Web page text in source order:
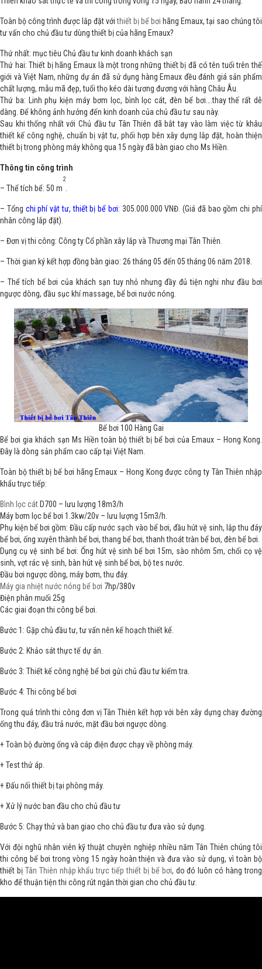
Toàn bộ công trình được lắp đặt vớithiết bị bể bơi hãng Emaux, tại sao chúng tôi
tư vấn cho chủ đầu tư dùng thiết bị của hãng Emaux?
Thứ nhất: mục tiêu Chủ đầu tư kinh doanh khách sạn
Thứ hai: Thiết bị hãng Emaux là một trong những thiết bị đã có tên tuổi trên thế
giới và Việt Nam, những dự án đã sử dụng hàng Emaux đều đánh giá sản phẩm
chất lượng, mẫu mã đẹp, tuổi thọ kéo dài tương đương với hàng Châu Âu.
Thứ ba: Linh phụ kiện máy bơm lọc, bình lọc cát, đèn bể bơi….thay thế rất dễ
dàng. Để không ảnh hưởng đến kinh doanh của chủ đầu tư sau này.
Sau khi thống nhất với Chủ đầu tư Tân Thiên đã bắt tay vào làm việc từ khâu
thiết kế công nghệ, chuẩn bị vật tư, phối hợp bên xây dựng lắp đặt, hoàn thiện
thiết bị trong phòng máy không qua 15 ngày đã bàn giao cho Ms Hiền.
Thông tin công trình
– Thể tích bể: 50 m
2
– Tổng chi phí vật tư, thiết bị bể bơi: 305.000.000 VNĐ. (Giá đã bao gồm chi phí
nhân công lắp đặt).
– Đơn vị thi công: Công ty Cổ phần xây lắp và Thương mại Tân Thiên.
– Thời gian ký kết hợp đồng bàn giao: 26 tháng 05 đến 05 tháng 06 năm 2018.
– Thể tích bể bơi của khách sạn tuy nhỏ nhưng đầy đủ tiện nghi như đầu bơi
ngược dòng, đầu sục khí massage, bể bơi nước nóng.
Bể bơi 100 Hàng Gai
Bể bơi gia khách sạn Ms Hiền toàn bộ thiết bị bể bơi của Emaux – Hong Kong.
Đây là dòng sản phẩm cao cấp tại Việt Nam.
Toàn bộ thiết bị bể bơi hãng Emaux – Hong Kong được công ty Tân Thiên nhập
khẩu trực tiếp:
Bình lọc cát D700 – lưu lượng 18m3/h
Máy bơm lọc bể bơi 1.3kw/20v – lưu lượng 15m3/h.
Phụ kiện bể bơi gồm: Đầu cấp nước sạch vào bể bơi, đầu hút vệ sinh, lắp thu đáy
bể bơi, ống xuyên thành bể bơi, thang bể bơi, thanh thoát tràn bể bơi, đèn bể bơi.
Dụng cụ vệ sinh bể bơi: Ống hút vệ sinh bể bơi 15m, sào nhôm 5m, chổi cọ vệ
sinh, vợt rác vệ sinh, bàn hút vệ sinh bể bơi, bộ tes nước.
Đầu bơi ngược dòng, máy bơm, thu đáy.
Máy gia nhiệt nước nóng bể bơi 7hp/380v
Điện phân muối 25g
Các giai đoạn thi công bể bơi.
Bước 1: Gặp chủ đầu tư, tư vấn nên kế hoạch thiết kế.
Bước 2: Khảo sát thực tế dự án.
Bước 3: Thiết kế công nghệ bể bơi gửi chủ đầu tư kiểm tra.
Bước 4: Thi công bể bơi
Trong quá trình thi công đơn vị Tân Thiên kết hợp với bên xây dựng chay đường
ống thu đáy, đầu trả nước, mặt đầu bơi ngược dòng.
+ Toàn bộ đường ống và cáp điện được chạy về phòng máy.
+ Test thử áp.
+ Đấu nối thiết bị tại phòng máy.
+ Xử lý nước ban đầu cho chủ đầu tư
Bước 5: Chạy thử và ban giao cho chủ đầu tư đưa vào sử dụng.
Với đội nghũ nhân viên kỹ thuật chuyên nghiệp nhiều năm Tân Thiên chúng tôi
thi công bể bơi trong vòng 15 ngày hoàn thiện và đưa vào sử dụng, vì toàn bộ
thiết bị Tân Thiên nhập khẩu trực tiếp thiết bị bể bơi, do đó luôn có hàng trong
kho để thuận tiện thi công rút ngắn thời gian cho chủ đầu tư.